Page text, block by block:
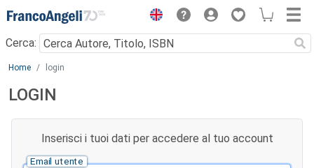
Menu
Cerca:
Main content
Home login
LOGIN
Inserisci i tuoi dati per accedere al tuo account
Email utente